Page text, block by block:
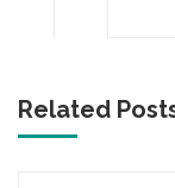
Related